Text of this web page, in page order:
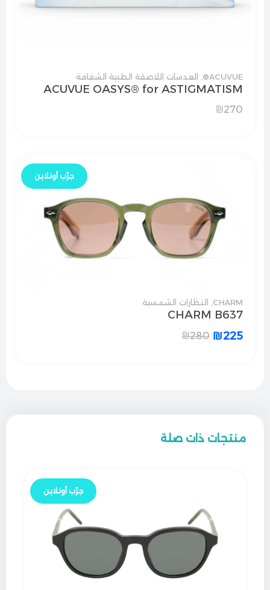
ACUVUE® العدسات اللاصقة الطبية الشفافة
ACUVUE OASYS® for ASTIGMATISM
₪270
CHARM النظارات الشمسية
CHARM B637
₪280 ₪225
جرّب أونلاين
منتجات ذات صلة
جرّب أونلاين